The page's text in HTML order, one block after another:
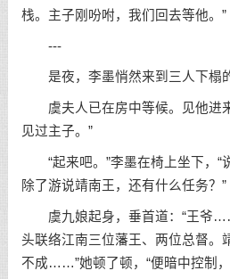
栈。主子刚吩咐，我们回去等他。”
---
是夜，李墨悄然来到三人下榻的
虞夫人已在房中等候。见他进
见过主子。”
“起来吧。”李墨在椅上坐下，“
除了游说靖南王，还有什么任务？”
虞九娘起身，垂首道：“王爷
头联络江南三位藩王、两位总督。
不成……”她顿了顿，“便暗中控制